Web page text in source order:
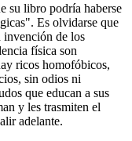
su libro podría haberse
Es olvidarse que
invención de los
física son
ricos homofóbicos,
sin odios ni
que educan a sus
y les trasmiten el
adelante.